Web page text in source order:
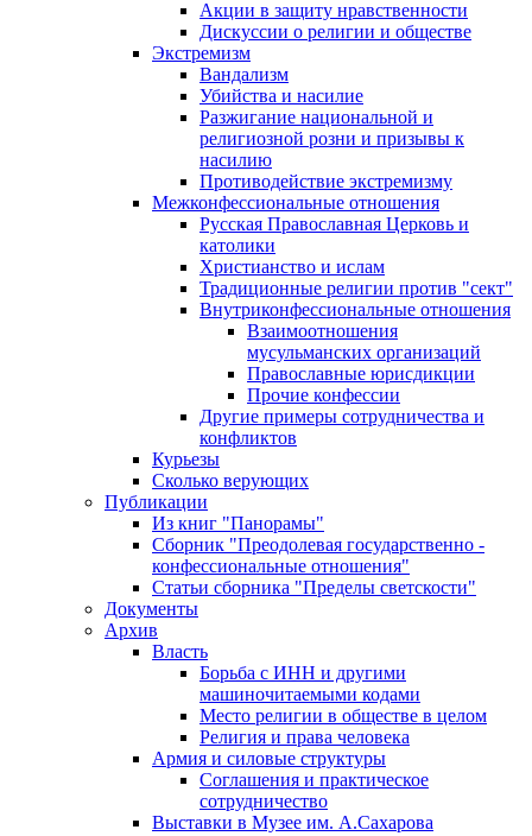
Акции в защиту нравственности
Дискуссии о религии и обществе
Экстремизм
Вандализм
Убийства и насилие
Разжигание национальной и
религиозной розни и призывы к
насилию
Противодействие экстремизму
Межконфессиональные отношения
Русская Православная Церковь и
католики
Христианство и ислам
Традиционные религии против "сект"
Внутриконфессиональные отношения
Взаимоотношения
мусульманских организаций
Православные юрисдикции
Прочие конфессии
Другие примеры сотрудничества и
конфликтов
Курьезы
Сколько верующих
Публикации
Из книг "Панорамы"
Сборник "Преодолевая государственно -
конфессиональные отношения"
Статьи сборника "Пределы светскости"
Документы
Архив
Власть
Борьба с ИНН и другими
машиночитаемыми кодами
Место религии в обществе в целом
Религия и права человека
Армия и силовые структуры
Соглашения и практическое
сотрудничество
Выставки в Музее им. А.Сахарова